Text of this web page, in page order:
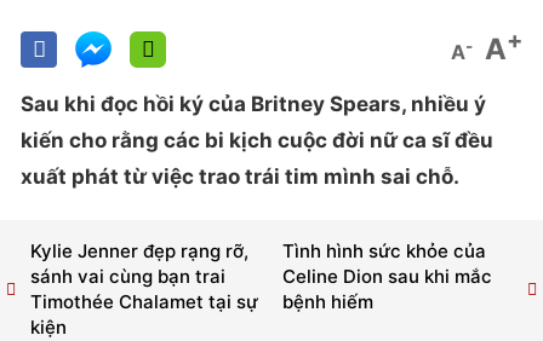
A- A+
Sau khi đọc hồi ký của Britney Spears, nhiều ý
kiến cho rằng các bi kịch cuộc đời nữ ca sĩ đều
xuất phát từ việc trao trái tim mình sai chỗ.
Tình hình sức khỏe của
Celine Dion sau khi mắc
bệnh hiếm
Kylie Jenner đẹp rạng rỡ,
sánh vai cùng bạn trai
Timothée Chalamet tại sự
kiện